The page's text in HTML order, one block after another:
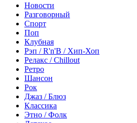
Новости
Разговорный
Спорт
Поп
Клубная
Рэп / R'n'B / Хип-Хоп
Релакс / Chillout
Ретро
Шансон
Рок
Джаз / Блюз
Классика
Этно / Фолк